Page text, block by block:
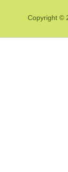
Copyright ©